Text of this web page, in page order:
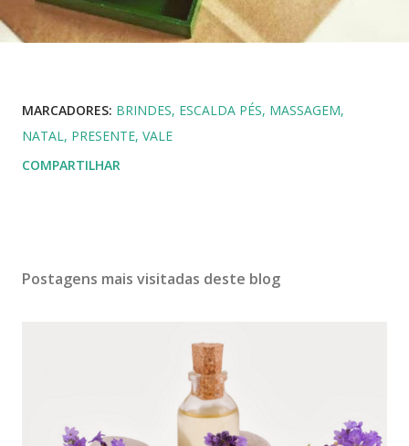
MARCADORES: BRINDES ESCALDA PÉS MASSAGEM
NATAL
PRESENTE VALE
COMPARTILHAR
Postagens mais visitadas deste blog